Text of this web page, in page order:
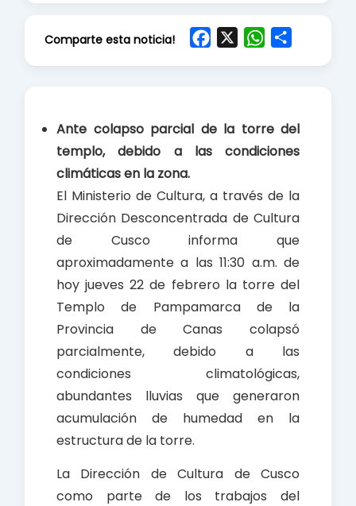
Comparte esta noticia!
o
W
p
e
Ante colapso parcial de la torre del
templo, debido a las condiciones
climáticas en la zona.
El Ministerio de Cultura, a través de la
Dirección Desconcentrada de Cultura
de Cusco informa que
aproximadamente a las 11:30 a.m. de
hoy jueves 22 de febrero la torre del
Templo de Pampamarca de la
Provincia de Canas colapsó
parcialmente, debido a las
condiciones climatológicas,
abundantes lluvias que generaron
acumulación de humedad en la
estructura de la torre.
La Dirección de Cultura de Cusco
como parte de los trabajos del